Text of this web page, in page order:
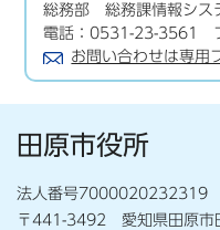
総務部 総務課情報シス
電話：0531-23-3561
お問い合わせは専用
田原市役所
法人番号7000020232319
〒441-3492 愛知県田原市